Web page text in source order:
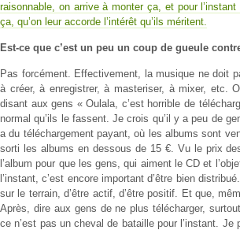
raisonnable, on arrive à monter ça, et pour
ça, qu’on leur accorde l’intérêt qu’ils méritent.
Est-ce que c’est un peu un coup de gueule
Pas forcément. Effectivement, la musique ne doit
à créer, à enregistrer, à masteriser, à mixer, etc.
disant aux gens « Oulala, c’est horrible de
normal qu’ils le fassent. Je crois qu’il y a peu de
a du téléchargement payant, où les albums sont
sorti les albums en dessous de 15 €. Vu le prix
l’album pour que les gens, qui aiment le CD et
l’instant, c’est encore important d’être bien
sur le terrain, d’être actif, d’être positif. Et que,
Après, dire aux gens de ne plus télécharger,
ce n’est pas un cheval de bataille pour l’instant.